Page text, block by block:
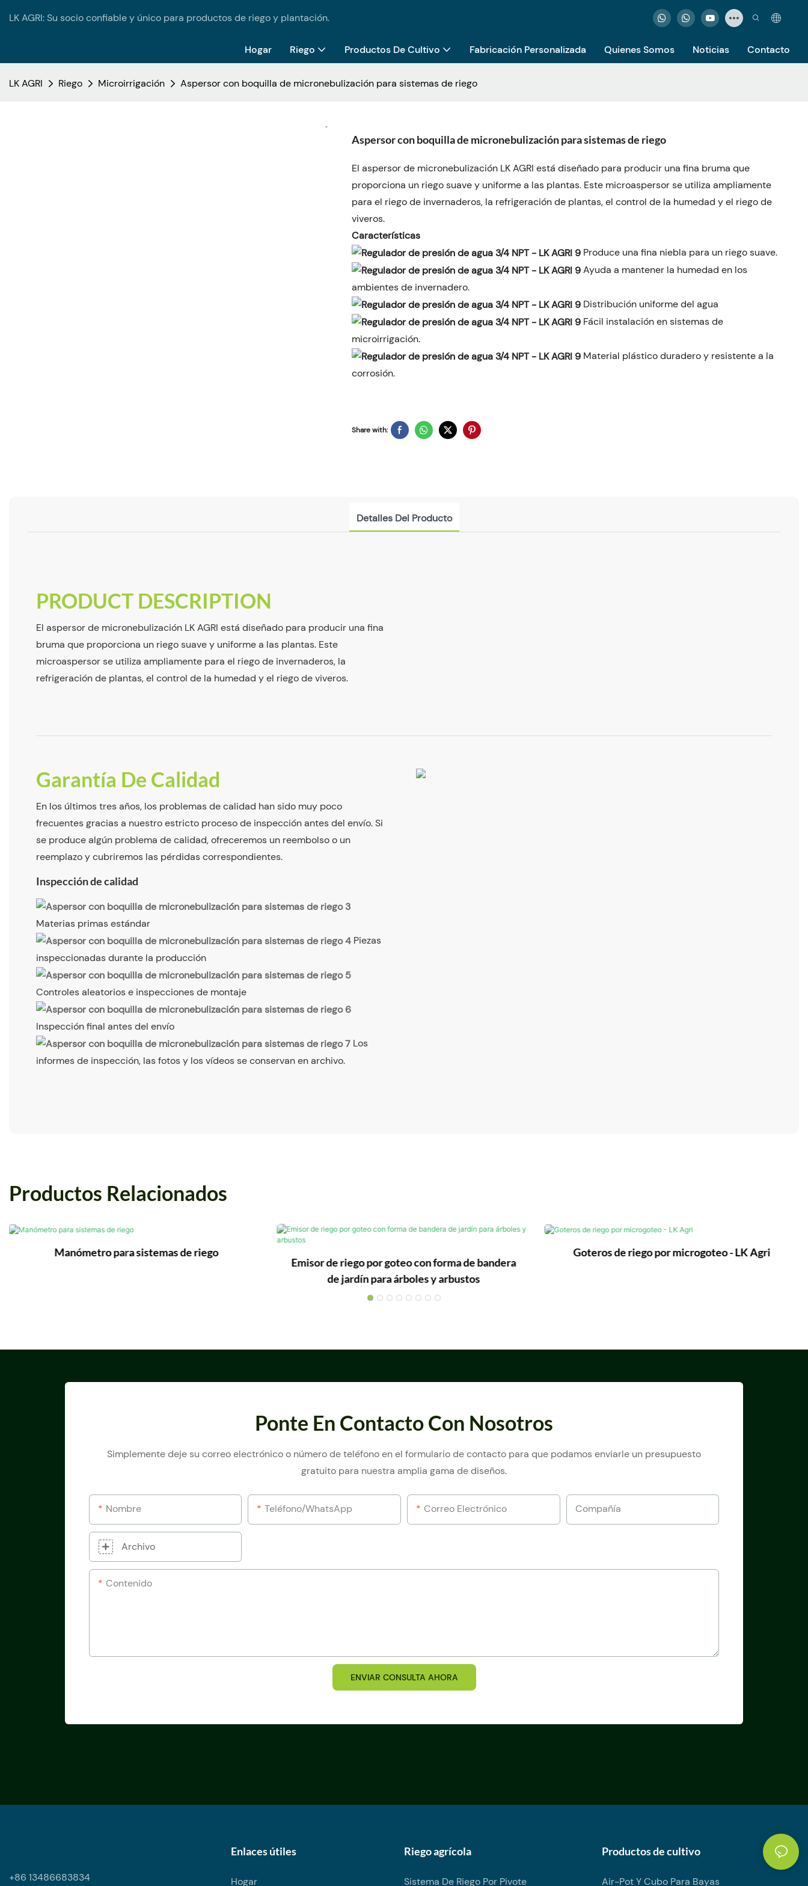
LK AGRI: Su socio confiable y único para productos de riego y plantación.
Hogar Riego Productos De Cultivo Fabricación Personalizada Quienes Somos Noticias Contacto
LK AGRI Riego Microirrigación Aspersor con boquilla de micronebulización para sistemas de riego
Aspersor con boquilla de micronebulización para sistemas de riego
El aspersor de micronebulización LK AGRI está diseñado para producir una fina bruma que
proporciona un riego suave y uniforme a las plantas. Este microaspersor se utiliza ampliamente
para el riego de invernaderos, la refrigeración de plantas, el control de la humedad y el riego de
viveros.
Características
Produce una fina niebla para un riego suave.
Ayuda a mantener la humedad en los
ambientes de invernadero.
Distribución uniforme del agua
Fácil instalación en sistemas de
microirrigación.
Material plástico duradero y resistente a la
corrosión.
Share with:
Detalles Del Producto
PRODUCT DESCRIPTION
El aspersor de micronebulización LK AGRI está diseñado para producir una fina
bruma que proporciona un riego suave y uniforme a las plantas. Este
microaspersor se utiliza ampliamente para el riego de invernaderos, la
refrigeración de plantas, el control de la humedad y el riego de viveros.
Garantía De Calidad
En los últimos tres años, los problemas de calidad han sido muy poco
frecuentes gracias a nuestro estricto proceso de inspección antes del envío. Si
se produce algún problema de calidad, ofreceremos un reembolso o un
reemplazo y cubriremos las pérdidas correspondientes.
Inspección de calidad
Materias primas estándar
Piezas
inspeccionadas durante la producción
Controles aleatorios e inspecciones de montaje
Inspección final antes del envío
Los
informes de inspección, las fotos y los vídeos se conservan en archivo.
Productos Relacionados
Manómetro para sistemas de riego
Emisor de riego por goteo con forma de bandera
de jardín para árboles y arbustos
Goteros de riego por microgoteo - LK Agri
Ponte En Contacto Con Nosotros
Simplemente deje su correo electrónico o número de teléfono en el formulario de contacto para que podamos enviarle un presupuesto
gratuito para nuestra amplia gama de diseños.
Nombre Teléfono/WhatsApp Correo Electrónico Compañía
Archivo
Contenido
ENVIAR CONSULTA AHORA
+86 13486683834
Enlaces útiles
Hogar
Riego agrícola
Sistema De Riego Por Pivote
Productos de cultivo
Air-Pot Y Cubo Para Bayas